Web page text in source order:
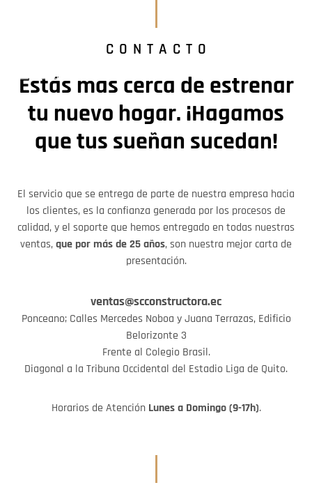
CONTACTO
Estás mas cerca de estrenar
tu nuevo hogar. ¡Hagamos
que tus sueñan sucedan!
El servicio que se entrega de parte de nuestra empresa hacia
los clientes, es la confianza generada por los procesos de
calidad, y el soporte que hemos entregado en todas nuestras
ventas,que por más de 25 años, son nuestra mejor carta de
presentación.
ventas@scconstructora.ec
Ponceano; Calles Mercedes Noboa y Juana Terrazas, Edificio
Belorizonte 3
Frente al Colegio Brasil.
Diagonal a la Tribuna Occidental del Estadio Liga de Quito.
Horarios de Atención Lunes a Domingo (9-17h).